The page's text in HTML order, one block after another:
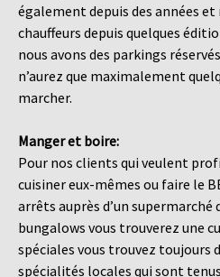
également depuis des années et
chauffeurs depuis quelques
nous avons des parkings
n’aurez que maximalement
marcher.
Manger et boire:
Pour nos clients qui veulent
cuisiner eux-mêmes ou faire le
arrêts auprès d’un supermarché
bungalows vous trouverez une
spéciales vous trouvez toujours
spécialités locales qui sont